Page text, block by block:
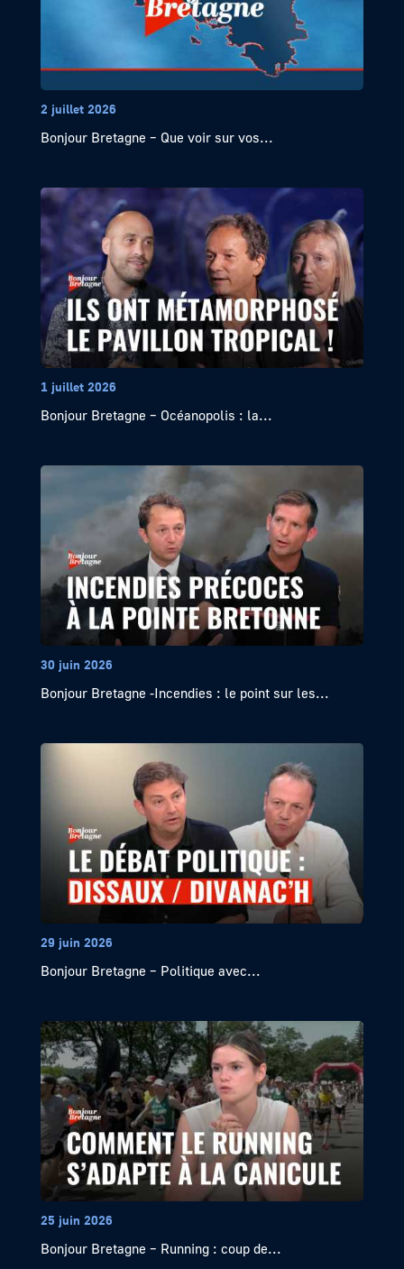
2 juillet 2026
Bonjour Bretagne – Que voir sur vos...
1 juillet 2026
Bonjour Bretagne – Océanopolis : la...
30 juin 2026
Bonjour Bretagne -Incendies : le point sur les...
29 juin 2026
Bonjour Bretagne – Politique avec...
25 juin 2026
Bonjour Bretagne – Running : coup de...